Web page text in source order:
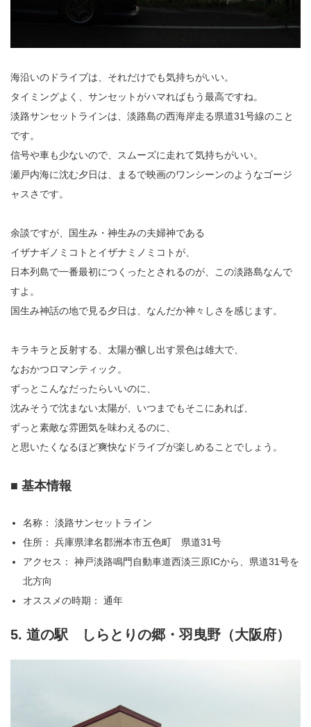
海沿いのドライブは、それだけでも気持ちがいい。
タイミングよく、サンセットがハマればもう最高ですね。
淡路サンセットラインは、淡路島の西海岸走る県道31号線のこと
です。
信号や車も少ないので、スムーズに走れて気持ちがいい。
瀬戸内海に沈む夕日は、まるで映画のワンシーンのようなゴージ
ャスさです。
余談ですが、国生み・神生みの夫婦神である
イザナギノミコトとイザナミノミコトが、
日本列島で一番最初につくったとされるのが、この淡路島なんで
すよ。
国生み神話の地で見る夕日は、なんだか神々しさを感じます。
キラキラと反射する、太陽が醸し出す景色は雄大で、
なおかつロマンティック。
ずっとこんなだったらいいのに、
沈みそうで沈まない太陽が、いつまでもそこにあれば、
ずっと素敵な雰囲気を味わえるのに、
と思いたくなるほど爽快なドライブが楽しめることでしょう。
■ 基本情報
名称： 淡路サンセットライン
住所： 兵庫県津名郡洲本市五色町 県道31号
アクセス： 神戸淡路鳴門自動車道西淡三原ICから、県道31号を
北方向
オススメの時期： 通年
5. 道の駅 しらとりの郷・羽曳野（大阪府）